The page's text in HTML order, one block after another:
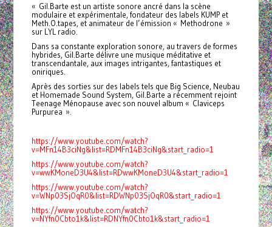
« Gil.Barte est un artiste sonore ancré dans la scène
modulaire et expérimentale, fondateur des labels KUMP et
Meth.O.tapes, et animateur de l’émission « Methodrone »
sur LYL radio.
Dans sa constante exploration sonore, au travers de formes
hybrides, Gil.Barte délivre une musique méditative et
transcendantale, aux images intrigantes, fantastiques et
oniriques.
Après des sorties sur des labels tels que Big Science, Neubau
et Homemade Sound System, Gil.Barte a récemment rejoint
Teenage Ménopause avec son nouvel album « Claviceps
Purpurea ».
https://www.youtube.com/watch?
v=MFn14B3ciNg&list=RDMFn14B3ciNg&start_radio=1
https://www.youtube.com/watch?
v=wwKMoneD3U4&list=RDwwKMoneD3U4&start_radio=1
https://www.youtube.com/watch?
v=WNp03SjOqR0&list=RDWNp03SjOqR0&start_radio=1
https://www.youtube.com/watch?
v=NYfn0Cbto1k&list=RDNYfn0Cbto1k&start_radio=1